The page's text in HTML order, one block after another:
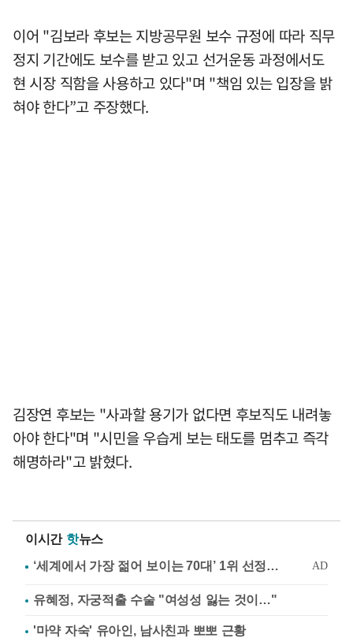
이어 "김보라 후보는 지방공무원 보수 규정에 따라 직무
정지 기간에도 보수를 받고 있고 선거운동 과정에서도
현 시장 직함을 사용하고 있다"며 "책임 있는 입장을 밝
혀야 한다”고 주장했다.
김장연 후보는 "사과할 용기가 없다면 후보직도 내려놓
아야 한다"며 "시민을 우습게 보는 태도를 멈추고 즉각
해명하라"고 밝혔다.
이시간 핫뉴스
유혜정, 자궁적출 수술 "여성성 잃는 것이…"
'마약 자숙' 유아인, 남사친과 뽀뽀 근황